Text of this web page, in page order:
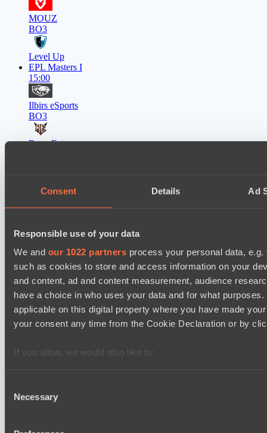
Consent Details Ad
Responsible use of your data
We and our 1022 partners process your personal data,
such as cookies to store and access information on your
and content, ad and content measurement, audience
have a choice in who uses your data and for what
applicable on this digital property where you have made
your consent any time from the Cookie Declaration or by
If you allow, we would also like to:
Identify your device by actively scanning it for
section
Selection
Necessary
MOUZ
BO3
Level Up
EPL Masters I
15:00
Ilbirs eSports
BO3
Rune Eaters
Team Spirit Academy
Level Up
EPL Masters I
18:00
Natus Vincere
Asgard Championship Season 1
Ilbirs eSports